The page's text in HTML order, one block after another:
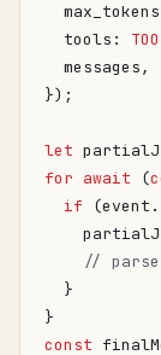
max_tokens
tools :
messages,
});
let
for await (
if
(event .
}
}
const